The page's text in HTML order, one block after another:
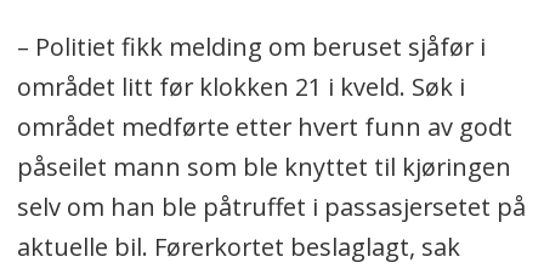
– Politiet fikk melding om beruset sjåfør i
området litt før klokken 21 i kveld. Søk i
området medførte etter hvert funn av godt
påseilet mann som ble knyttet til kjøringen
selv om han ble påtruffet i passasjersetet på
aktuelle bil. Førerkortet beslaglagt, sak